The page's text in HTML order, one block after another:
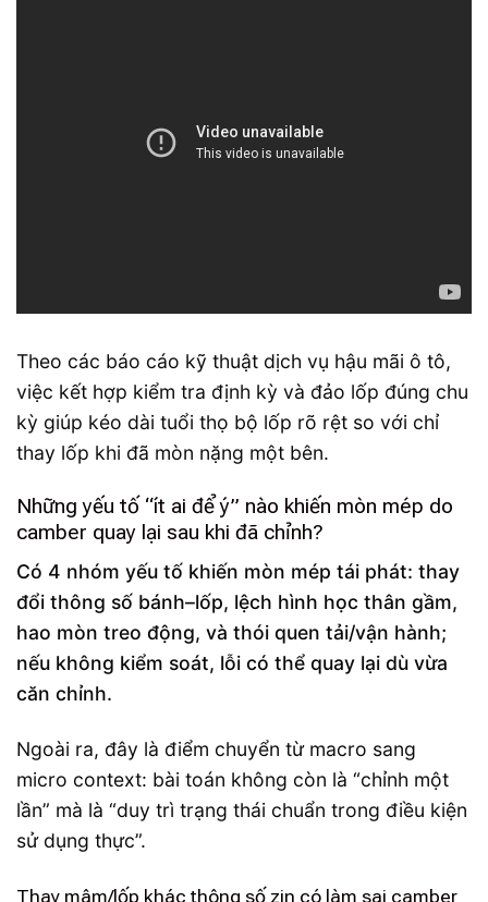
Theo các báo cáo kỹ thuật dịch vụ hậu mãi ô tô,
việc kết hợp kiểm tra định kỳ và đảo lốp đúng chu
kỳ giúp kéo dài tuổi thọ bộ lốp rõ rệt so với chỉ
thay lốp khi đã mòn nặng một bên.
Những yếu tố “ít ai để ý” nào khiến mòn mép do
camber quay lại sau khi đã chỉnh?
Có 4 nhóm yếu tố khiến mòn mép tái phát: thay
đổi thông số bánh–lốp, lệch hình học thân gầm,
hao mòn treo động, và thói quen tải/vận hành;
nếu không kiểm soát, lỗi có thể quay lại dù vừa
căn chỉnh.
Ngoài ra, đây là điểm chuyển từ macro sang
micro context: bài toán không còn là “chỉnh một
lần” mà là “duy trì trạng thái chuẩn trong điều kiện
sử dụng thực”.
Thay mâm/lốp khác thông số zin có làm sai camber